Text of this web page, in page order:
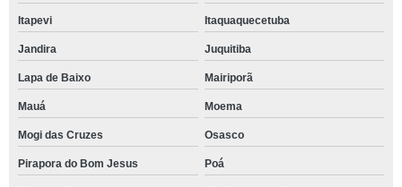
Itapevi Itaquaquecetuba
Jandira Juquitiba
Lapa de Baixo Mairiporã
Mauá Moema
Mogi das Cruzes Osasco
Pirapora do Bom Jesus Poá